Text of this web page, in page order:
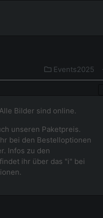
Events2025
Bilder sind online.
unseren Paketpreis.
bei den Bestelloptionen
Infos zu den
ihr über das "i" bei